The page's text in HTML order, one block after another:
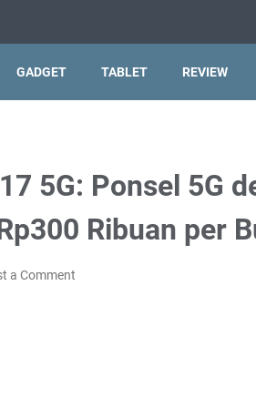
GADGET TABLET REVIEW
5G: Ponsel 5G
Ribuan per
a Comment